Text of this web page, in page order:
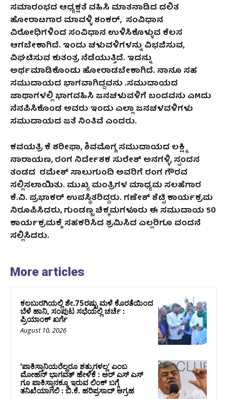
ಸಮಾರಂಭದ ಆಧ್ಯಕ್ಷತೆ ವಹಿಸಿ ಮಾತನಾಡಿದ ದಲಿತ
ಹೋರಾಟಗಾರಮಾವಳ್ಳಿ ಶಂಕರ್, ಸಂವಿಧಾನ
ವಿರೋಧಿಗಳಿಂದ ಸಂವಿಧಾನ ಉಳಿಸಿಕೊಳ್ಳುವ ಕೆಲಸ
ಆಗಬೇಕಾಗಿದೆ.ಇಂದು ಚಳುವಳಿಗಳನ್ನುವಿಭಜಿಸುವ,
ವಿಘಟಿಸುವ ಕುತಂತ್ರ ನೆಡೆಯುತ್ತಿದೆ.ಇದನ್ನು
ಅರ್ಥಮಾಡಿಕೊಂಡು ಹೋರಾಡಬೇಕಾಗಿದೆ.ನಾನೂಸಹ
ಸಮುದಾಯದ ಭಾಗವಾಗಿದ್ದವನು.ಸಮುದಾಯದ
ಜಾಥಾಗಳಲ್ಲಿ ಭಾಗವಹಿಸಿ ಜನಚಳುವಳಿಗೆ ಬಂದವನುಎMದು
ನೆನಪಿಸಿಕೊಂಡ ಅವರುಇಂದು ಎಲ್ಲಾ ಜನಚಳವಳಿಗಳು
ಸಮುದಾಯದ ಜತೆನಿಂತಿವೆ ಎಂದರು.
ಕವಯತ್ರಿ ಕೆ ಶರೀಫಾ,ಶಿವಮೊಗ್ಗ ಸಮುದಾಯದ ಲಕ್ಷ್ಮಿ
ನಾರಾಯಣ,ರಂಗ ನಿರ್ದೇಶಕ ಸುರೇಶ್ ಅನಗಳ್ಳಿ,ಸ್ಪಂದನ
ತಂಡದ ರಮೇಶ್ ಸಾಲುಗುಂದಿ ಅವರಿಗೆ ರಂಗ ಗೌರವ
ಸಲ್ಲಿಸಲಾಯಿತು.ಮುಖ್ಯ ಮಂತ್ರಿಗಳ ಮಾಧ್ಯಮ ಸಲಹೆಗಾರ
ಕೆ.ವಿ.ಪ್ರಭಾಕರ್ ಉಪಸ್ಥಿತರಿದ್ದರು.ಗಣೇಶ್ ಶೆಟ್ಟಿ ಕಾರ್ಯಕ್ರಮ
ನಿರೂಪಿಸಿದರು,ಗುಂಡಣ್ಣ ಚಿಕ್ಕಮಗಳೂರು ಈ ಸಮುದಾಯ 50
ಕಾರ್ಯಕ್ರಮಕ್ಕೆ ಸಹಕರಿಸಿದ ಶ್ರಮಿಸಿದ ಎಲ್ಲರಿಗೂ ವಂದನೆ
ಸಲ್ಲಿಸಿದರು.
More articles
ಕಲಬುರಗಿಯಲ್ಲಿ ಶೇ.75ರಷ್ಟು ಮಳೆ ಕೊರತೆಯಿಂದ
ಬೆಳೆ ಹಾನಿ, ಸಂಪುಟ‌ ಸಭೆಯಲ್ಲಿ ಚರ್ಚೆ :
ಪ್ರಿಯಾಂಕ್ ಖರ್ಗೆ
August 10, 2026
‘ಪಾಕಿಸ್ತಾನಿಯರೆಲ್ಲರೂ ಶತ್ರುಗಳಲ್ಲ’ ಎಂಬ
ಮೋಹನ್‌ ಭಾಗವತ್ ಹೇಳಿಕೆ : ಆರ್ ಎಸ್ ಎಸ್
ಗೂ ಪಾಕಿಸ್ತಾನಕ್ಕೂ ಇರುವ ಲಿಂಕ್ ಬಗ್ಗೆ
ತನಿಖೆಯಾಗಲಿ : ಬಿ.ಕೆ. ಹರಿಪ್ರಸಾದ್‌ ಆಗ್ರಹ